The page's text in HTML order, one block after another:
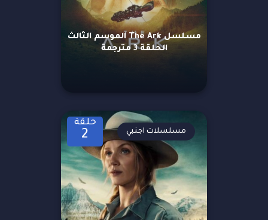
مسلسل The Ark الموسم الثالث
الحلقة 3 مترجمة
حلقة
2 مسلسلات اجنبي